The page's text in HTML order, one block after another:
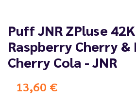
Puff JNR ZPluse
Raspberry Cherry &
Cherry Cola - JNR
13,60 €